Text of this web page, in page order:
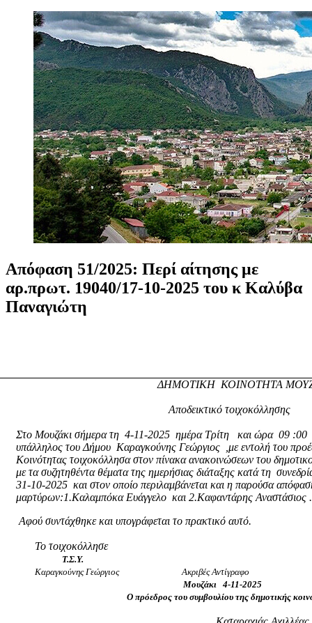
Απόφαση 51/2025: Περί αίτησης με
αρ.πρωτ. 19040/17-10-2025 του κ Καλύβα
Παναγιώτη
ΔΗΜΟΤΙΚΗ ΚΟΙΝΟΤΗΤΑ
Αποδεικτικό τοιχοκόλλησης
Στο Μουζάκι σήμερα τη 4-11-2025 ημέρα Τρίτη και ώρα 09 :00
υπάλληλος του Δήμου Καραγκούνης Γεώργιος
,με εντολή του
Κοινότητας τοιχοκόλλησα στον πίνακα ανακοινώσεων του
με τα συζητηθέντα θέματα της ημερήσιας διάταξης κατά τη
31-10-2025 και στον οποίο περιλαμβάνεται και η παρούσα
μαρτύρων:1.Καλαμπόκα Ευάγγελο και 2.Καφαντάρης Αναστάσιος .
Αφού συντάχθηκε και υπογράφεται το πρακτικό αυτό.
Το τοιχοκόλλησε
Τ.Σ.Υ.
Καραγκούνης Γεώργιος
Ακριβές Αντίγραφο
Μουζάκι
4-11-2025
Ο πρόεδρος του συμβουλίου της δημοτικής